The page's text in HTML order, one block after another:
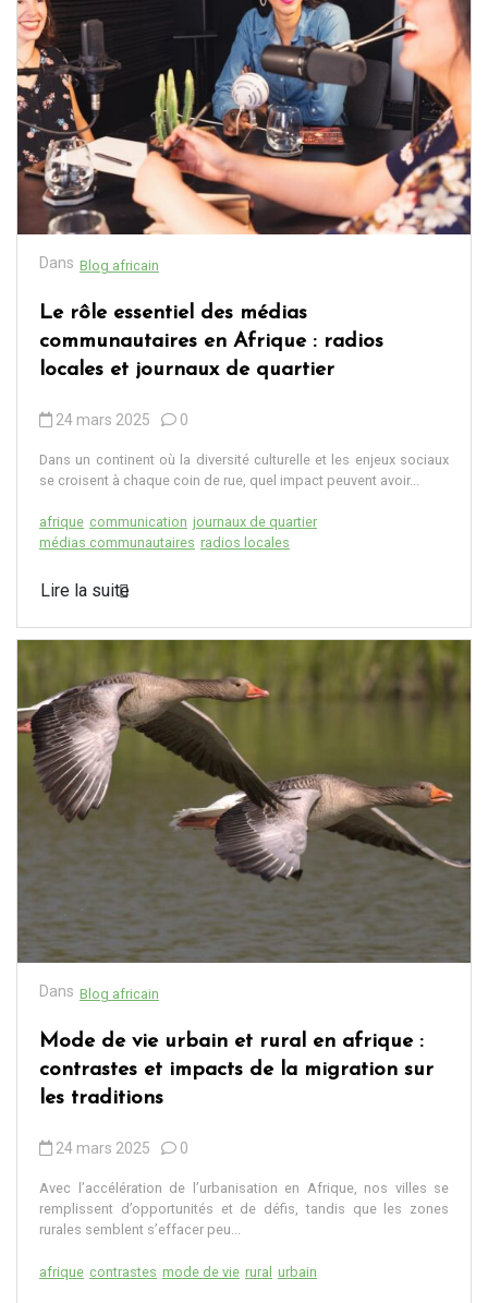
Dans Blog africain
Le rôle essentiel des médias
communautaires en Afrique : radios
locales et journaux de quartier
24 mars 2025 0
Dans un continent où la diversité culturelle et les enjeux sociaux
se croisent à chaque coin de rue, quel impact peuvent avoir...
afrique communication journaux de quartier
médias communautaires radios locales
Lire la suite
Dans Blog africain
Mode de vie urbain et rural en afrique :
contrastes et impacts de la migration sur
les traditions
24 mars 2025 0
Avec l’accélération de l’urbanisation en Afrique, nos villes se
remplissent d’opportunités et de défis, tandis que les zones
rurales semblent s’effacer peu...
afrique contrastes mode de vie rural urbain